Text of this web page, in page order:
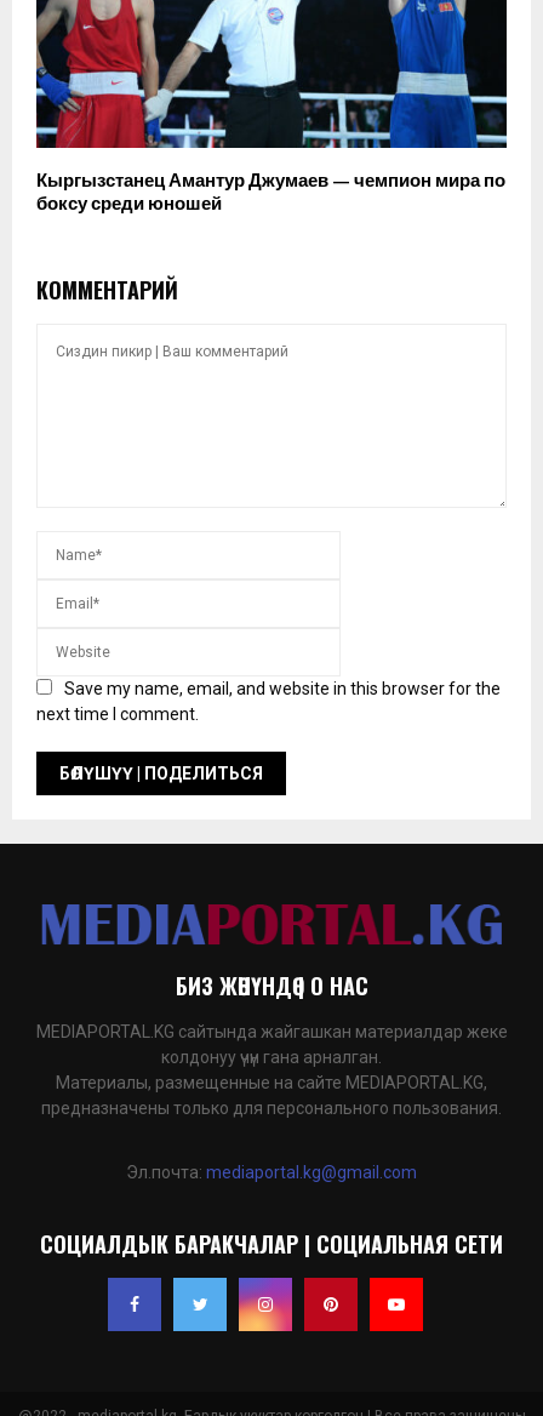
Кыргызстанец Амантур Джумаев — чемпион мира по
боксу среди юношей
КОММЕНТАРИЙ
Save my name, email, and website in this browser for the
next time I comment.
БИЗ ЖӨНҮНДӨ | О НАС
MEDIAPORTAL.KG сайтында жайгашкан материалдар жеке
колдонуу үчүн гана арналган.
Материалы, размещенные на сайте MEDIAPORTAL.KG,
предназначены только для персонального пользования.
Эл.почта: mediaportal.kg@gmail.com
СОЦИАЛДЫК БАРАКЧАЛАР | СОЦИАЛЬНАЯ СЕТИ